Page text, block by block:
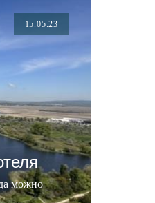
15.05.23
можно